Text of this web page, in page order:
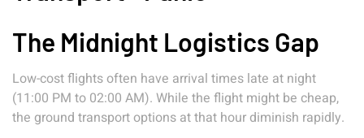
The Midnight Logistics Gap
Low-cost flights often have arrival times late at night
(11:00 PM to 02:00 AM). While the flight might be cheap,
the ground transport options at that hour diminish rapidly.